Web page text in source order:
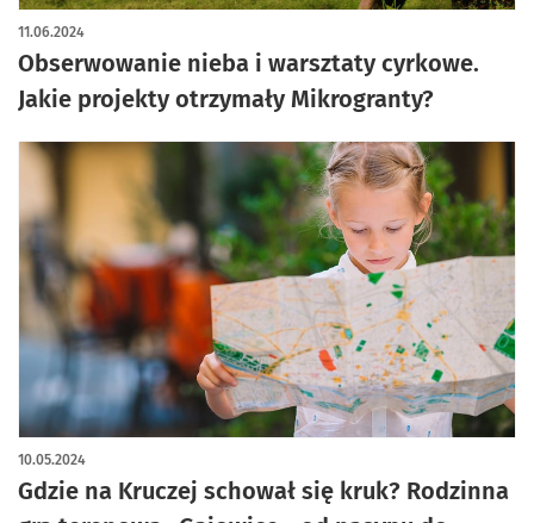
Obserwowanie nieba i warsztaty cyrkowe.
Jakie projekty otrzymały Mikrogranty?
11.06.2024
Gdzie na Kruczej schował się kruk? Rodzinna
10.05.2024